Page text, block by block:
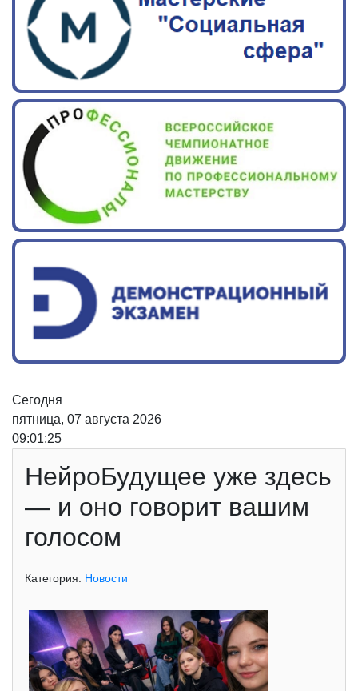
Сегодня
пятница, 07 августа 2026
09:01:26
НейроБудущее уже здесь
— и оно говорит вашим
голосом
Категория: Новости